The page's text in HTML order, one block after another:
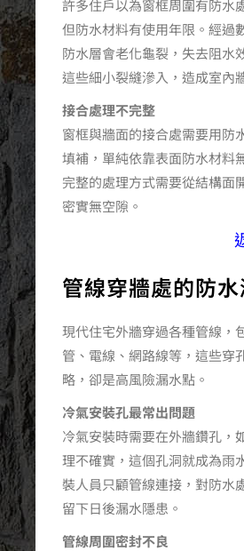
許多住戶以為窗框周圍有防水
但防水材料有使用年限。經過
防水層會老化龜裂，失去阻水
這些細小裂縫滲入，造成室內
接合處理不完整
窗框與牆面的接合處需要用防
填補，單純依靠表面防水材料
完整的處理方式需要從結構面
密實無空隙。
管線穿牆處的防水
現代住宅外牆穿過各種管線，
管、電線、網路線等，這些穿
略，卻是高風險漏水點。
冷氣安裝孔最常出問題
冷氣安裝時需要在外牆鑽孔，
理不確實，這個孔洞就成為雨
裝人員只顧管線連接，對防水
留下日後漏水隱患。
管線周圍密封不良